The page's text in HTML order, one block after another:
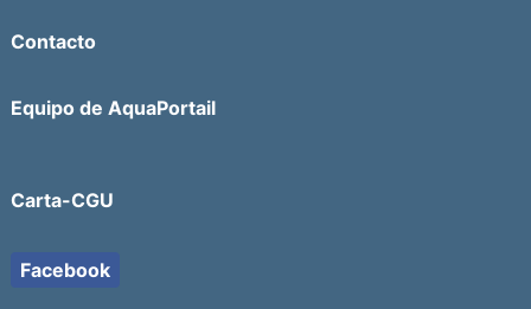
Contacto
Equipo de AquaPortail
Carta-CGU
Facebook